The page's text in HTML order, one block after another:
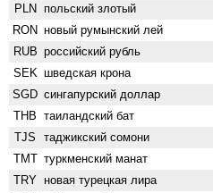
PLN польский злотый
RON новый румынский лей
RUB российский рубль
SEK шведская крона
SGD сингапурский доллар
THB таиландский бат
TJS таджикский сомони
TMT туркменский манат
TRY новая турецкая лира